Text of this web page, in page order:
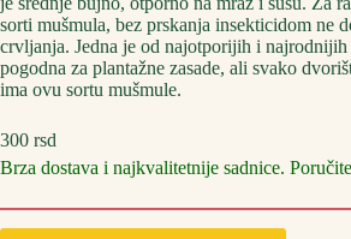
sorti mušmula, bez prskanja insekticidom ne
crvljanja. Jedna je od najotporijih i najrodnijih
pogodna za plantažne zasade, ali svako
ima ovu sortu mušmule.
300 rsd
Brza dostava i najkvalitetnije sadnice.